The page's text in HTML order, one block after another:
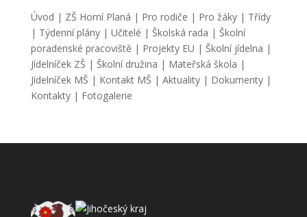
Úvod | ZŠ Horní Planá | Pro rodiče | Pro žáky| Třídy
| Týdenní plány| Učitelé | Školská rada | Školní
poradenské pracoviště | Projekty EU | Školní jídelna |
Jídelníček ZŠ | Školní družina | Mateřská škola |
Jídelníček MŠ | Kontakt MŠ | Aktuality| Dokumenty|
Kontakty| Fotogalerie